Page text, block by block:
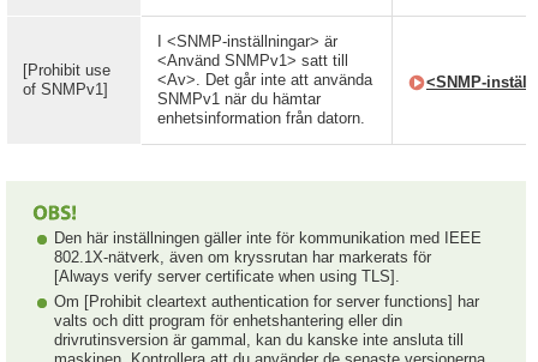
[Prohibit use
of SNMPv1]
I <SNMP-inställningar> är
<Använd SNMPv1> satt till
<Av>. Det går inte att använda
SNMPv1 när du hämtar
enhetsinformation från datorn.
<SNMP-
Den här inställningen gäller inte för kommunikation med IEEE
802.1X-nätverk, även om kryssrutan har markerats för
[Always verify server certificate when using TLS].
Om [Prohibit cleartext authentication for server functions] har
valts och ditt program för enhetshantering eller din
drivrutinsversion är gammal, kan du kanske inte ansluta till